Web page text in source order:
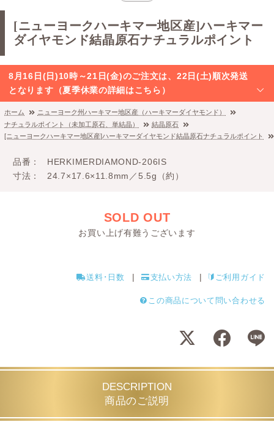
[ニューヨークハーキマー地区産]ハーキマー
ダイヤモンド結晶原石ナチュラルポイント
8月16日(日)10時～21日(金)のご注文は、22日(土)順次発送
となります（夏季休業の詳細はこちら）
ホーム
ニューヨーク州ハーキマー地区産（ハーキマーダイヤモンド）
ナチュラルポイント（未加工原石、単結晶）
結晶原石
[ニューヨークハーキマー地区産]ハーキマーダイヤモンド結晶原石ナチュラルポイント
品番
HERKIMERDIAMOND-206IS
寸法
24.7×17.6×11.8mm／5.5g（約）
SOLD OUT
お買い上げ有難うございます
送料･日数 支払い方法 ご利用ガイド
この商品について問い合わせる
DESCRIPTION
商品のご説明